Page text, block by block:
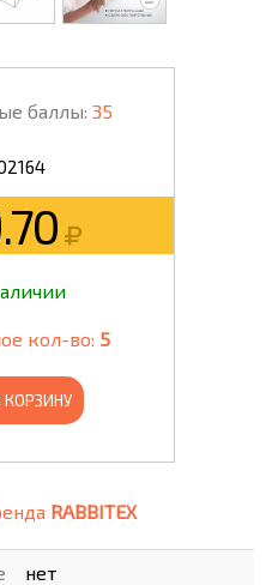
баллы: 35
кол-во: 5
КОРЗИНУ
RABBITEX
нет